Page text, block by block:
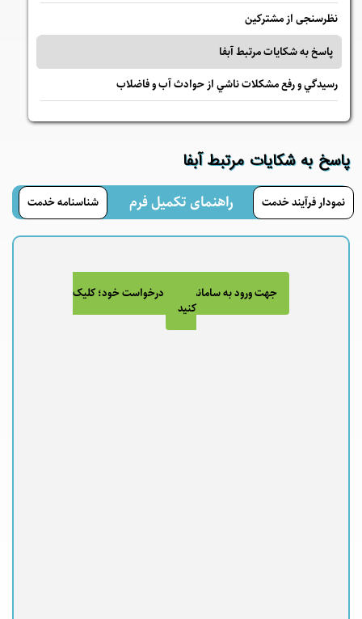
نظرسنجی از مشترکین
پاسخ به شكايات مرتبط آبفا
رسيدگي و رفع مشكلات ناشي از حوادث آب و فاضلاب
پاسخ به شكايات مرتبط آبفا
راهنمای تکمیل فرم شناسنامه خدمت نمودار فرآیند خدمت
جهت ورود به سامانه و ثبت درخواست خود؛ کلیک
کنید